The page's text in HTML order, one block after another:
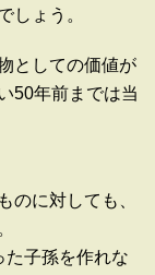
しょう。
としての価値が
50年前までは当
のに対しても、
た子孫を作れな